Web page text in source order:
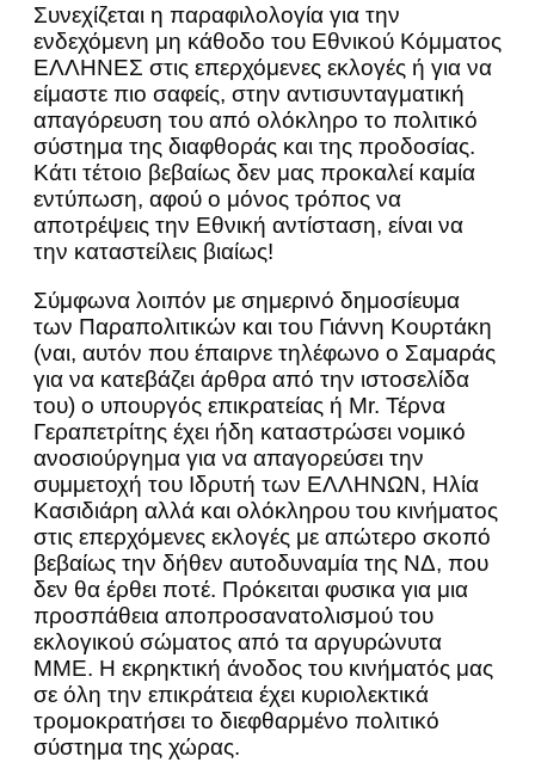
Συνεχίζεται η παραφιλολογία για την
ενδεχόμενη μη κάθοδο του Εθνικού Κόμματος
ΕΛΛΗΝΕΣ στις επερχόμενες εκλογές ή για να
είμαστε πιο σαφείς, στην αντισυνταγματική
απαγόρευση του από ολόκληρο το πολιτικό
σύστημα της διαφθοράς και της προδοσίας.
Κάτι τέτοιο βεβαίως δεν μας προκαλεί καμία
εντύπωση, αφού ο μόνος τρόπος να
αποτρέψεις την Εθνική αντίσταση, είναι να
την καταστείλεις βιαίως!
Σύμφωνα λοιπόν με σημερινό δημοσίευμα
των Παραπολιτικών και του Γιάννη Κουρτάκη
(ναι, αυτόν που έπαιρνε τηλέφωνο ο Σαμαράς
για να κατεβάζει άρθρα από την ιστοσελίδα
του) ο υπουργός επικρατείας ή Mr. Τέρνα
Γεραπετρίτης έχει ήδη καταστρώσει νομικό
ανοσιούργημα για να απαγορεύσει την
συμμετοχή του Ιδρυτή των ΕΛΛΗΝΩΝ, Ηλία
Κασιδιάρη αλλά και ολόκληρου του κινήματος
στις επερχόμενες εκλογές με απώτερο σκοπό
βεβαίως την δήθεν αυτοδυναμία της ΝΔ, που
δεν θα έρθει ποτέ. Πρόκειται φυσικα για μια
προσπάθεια αποπροσανατολισμού του
εκλογικού σώματος από τα αργυρώνυτα
ΜΜΕ. Η εκρηκτική άνοδος του κινήματός μας
σε όλη την επικράτεια έχει κυριολεκτικά
τρομοκρατήσει το διεφθαρμένο πολιτικό
σύστημα της χώρας.